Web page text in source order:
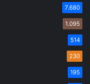
7.680
1.095
514
230
195